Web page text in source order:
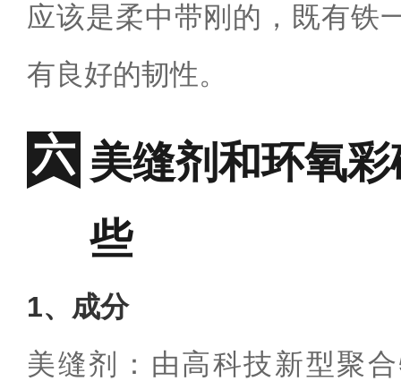
应该是柔中带刚的，既有铁
有良好的韧性。
美缝剂和环氧
些
1、成分
美缝剂：由高科技新型聚